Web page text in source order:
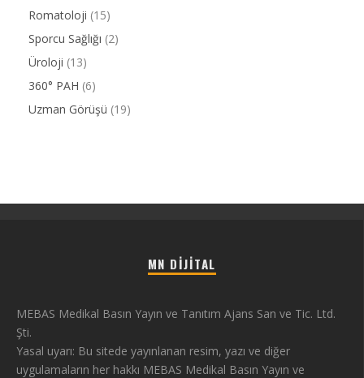
Romatoloji (15)
Sporcu Sağlığı (2)
Üroloji (13)
360° PAH (6)
Uzman Görüşü (19)
MN DIJITAL
MEBAS Medikal Basın Yayın ve Tanıtım Ajans San ve Tic. Ltd.
Şti.
Yasal uyarı: Bu sitede yayınlanan resim, yazı ve diğer
uygulamaların her hakkı MEBAS Medikal Basın Yayın ve